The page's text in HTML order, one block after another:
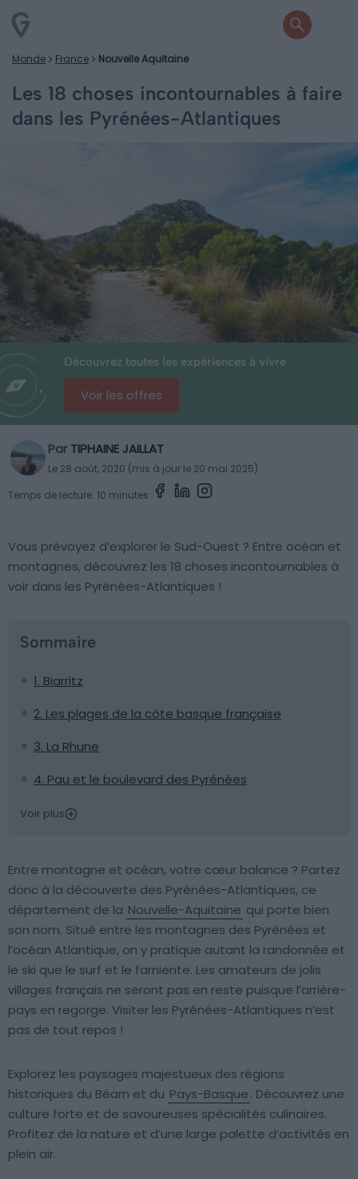
Monde France Nouvelle Aquitaine
Les 18 choses incontournables à faire
dans les Pyrénées-Atlantiques
Découvrez toutes les expériences à vivre
Voir les offres
Par TIPHAINE JAILLAT
Le 28 août, 2020 (mis à jour le 20 mai 2025)
Temps de lecture: 10 minutes
Vous prévoyez d’explorer le Sud-Ouest ? Entre océan et
montagnes, découvrez les 18 choses incontournables à
voir dans les Pyrénées-Atlantiques !
Sommaire
1. Biarritz
2. Les plages de la côte basque française
3. La Rhune
4. Pau et le boulevard des Pyrénées
Voir plus
Entre montagne et océan, votre cœur balance ? Partez
donc à la découverte des Pyrénées-Atlantiques, ce
département de la Nouvelle-Aquitaine qui porte bien
son nom. Situé entre les montagnes des Pyrénées et
l’océan Atlantique, on y pratique autant la randonnée et
le ski que le surf et le farniente. Les amateurs de jolis
villages français ne seront pas en reste puisque l’arrière-
pays en regorge. Visiter les Pyrénées-Atlantiques n’est
pas de tout repos !
Explorez les paysages majestueux des régions
historiques du Béarn et du Pays-Basque. Découvrez une
culture forte et de savoureuses spécialités culinaires.
Profitez de la nature et d’une large palette d’activités en
plein air.